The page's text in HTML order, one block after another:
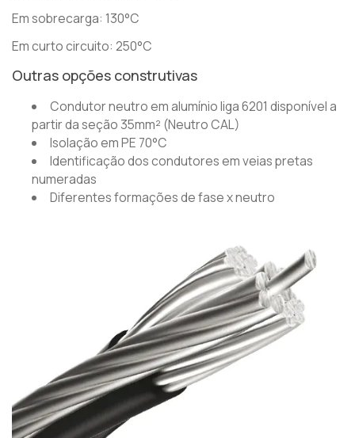
Em sobrecarga: 130°C
Em curto circuito: 250°C
Outras opções construtivas
Condutor neutro em alumínio liga 6201 disponível a
partir da seção 35mm² (Neutro CAL)
Isolação em PE 70°C
Identificação dos condutores em veias pretas
numeradas
Diferentes formações de fase x neutro